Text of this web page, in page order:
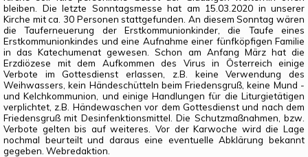
bleiben. Die letzte Sonntagsmesse hat am 15.03.2020 in unserer
Kirche mit ca. 30 Personen stattgefunden. An diesem Sonntag wären
die Tauferneuerung der Erstkommunionkinder, die Taufe eines
Erstkommunionkindes und eine Aufnahme einer fünfköpfigen Familie
in das Katechumenat gewesen. Schon am Anfang März hat die
Erzdiözese mit dem Aufkommen des Virus in Österreich einige
Verbote im Gottesdienst erlassen, z.B. keine Verwendung des
Weihwassers, kein Händeschütteln beim Friedensgruß, keine Mund -
und Kelchkommunion, und einige Handlungen für die Liturgietätigen
verplichtet, z.B. Händewaschen vor dem Gottesdienst und nach dem
Friedensgruß mit Desinfenktionsmittel. Die Schutzmaßnahmen, bzw.
Verbote gelten bis auf weiteres. Vor der Karwoche wird die Lage
nochmal beurteilt und daraus eine eventuelle Abklärung bekannt
gegeben. Webredaktion.